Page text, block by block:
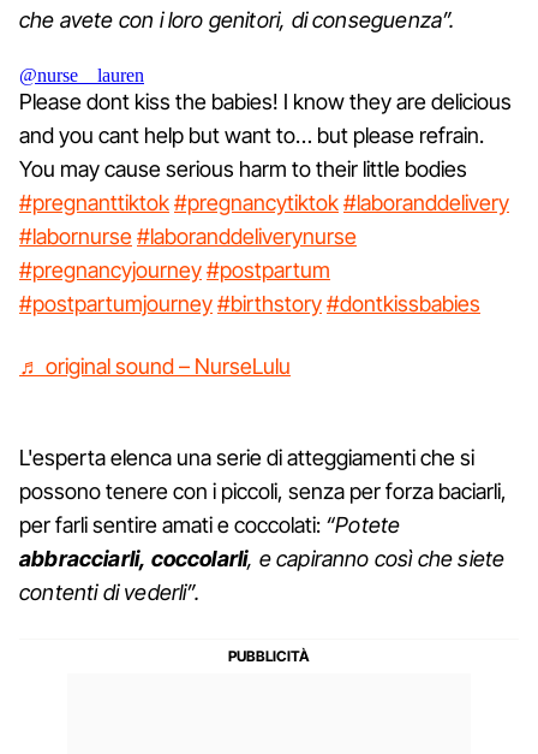
che avete con i loro genitori, di conseguenza”.
@nurse__lauren
Please dont kiss the babies! I know they are delicious
and you cant help but want to… but please refrain.
You may cause serious harm to their little bodies
#pregnanttiktok#pregnancytiktok#laboranddelivery
#labornurse#laboranddeliverynurse
#pregnancyjourney#postpartum
#postpartumjourney#birthstory#dontkissbabies
♬ original sound – NurseLulu
L'esperta elenca una serie di atteggiamenti che si
possono tenere con i piccoli, senza per forza baciarli,
per farli sentire amati e coccolati: “Potete
abbracciarli, coccolarli, e capiranno così che siete
contenti di vederli”.